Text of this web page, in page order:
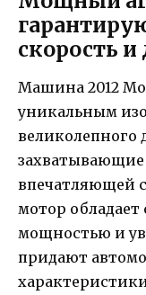
скорость
Машина 2012
уникальным
великолепного
впечатляющей
мотор обладает
мощностью и
придают